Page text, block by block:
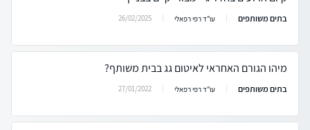
בתים משותפים עו"ד רפי רפאלי 26/02/2025
מיהו הגורם האחראי לאיטום גג בבית משותף?
בתים משותפים עו"ד רפי רפאלי 27/01/2022